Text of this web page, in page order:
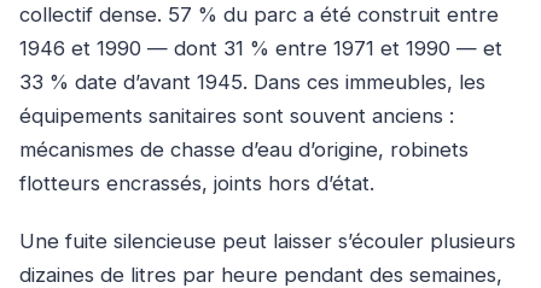
collectif dense. 57 % du parc a été construit entre
1946 et 1990 — dont 31 % entre 1971 et 1990 — et
33 % date d’avant 1945. Dans ces immeubles, les
équipements sanitaires sont souvent anciens :
mécanismes de chasse d’eau d’origine, robinets
flotteurs encrassés, joints hors d’état.
Une fuite silencieuse peut laisser s’écouler plusieurs
dizaines de litres par heure pendant des semaines,